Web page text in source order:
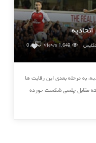
1,649 views
0۰
جام اتحادیه، به مرحله بعدی این رقابت ها
مقابل چلسی شکست خورده